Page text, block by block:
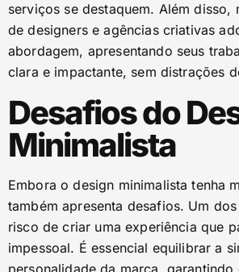
serviços se destaquem. Além
de designers e agências criativas
abordagem, apresentando seus
clara e impactante, sem distrações
Desafios do
Minimalista
Embora o design minimalista tenha
também apresenta desafios. Um
risco de criar uma experiência que
impessoal. É essencial equilibrar a
personalidade da marca, garantindo